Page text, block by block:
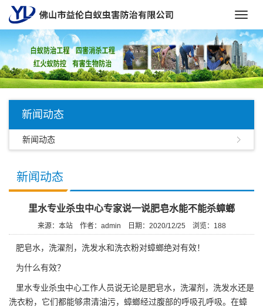
新闻动态
新闻动态
新闻动态
里水专业杀虫中心专家说一说肥皂水能不能杀蟑螂
来源：本站 作者：admin 日期：2020/12/25 浏览： 188
肥皂水，洗濯剂，洗发水和洗衣粉对蟑螂绝对有效！
为什么有效？
里水专业杀虫中心工作人员说无论是肥皂水，洗濯剂，洗发水还是
洗衣粉，它们都能够肃清油污，蟑螂经过腹部的呼吸孔呼吸。在蟑